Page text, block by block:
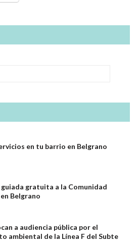
en tu barrio en Belgrano
gratuita a la Comunidad
Belgrano
a audiencia pública por el
ambiental de la Línea F del Subte